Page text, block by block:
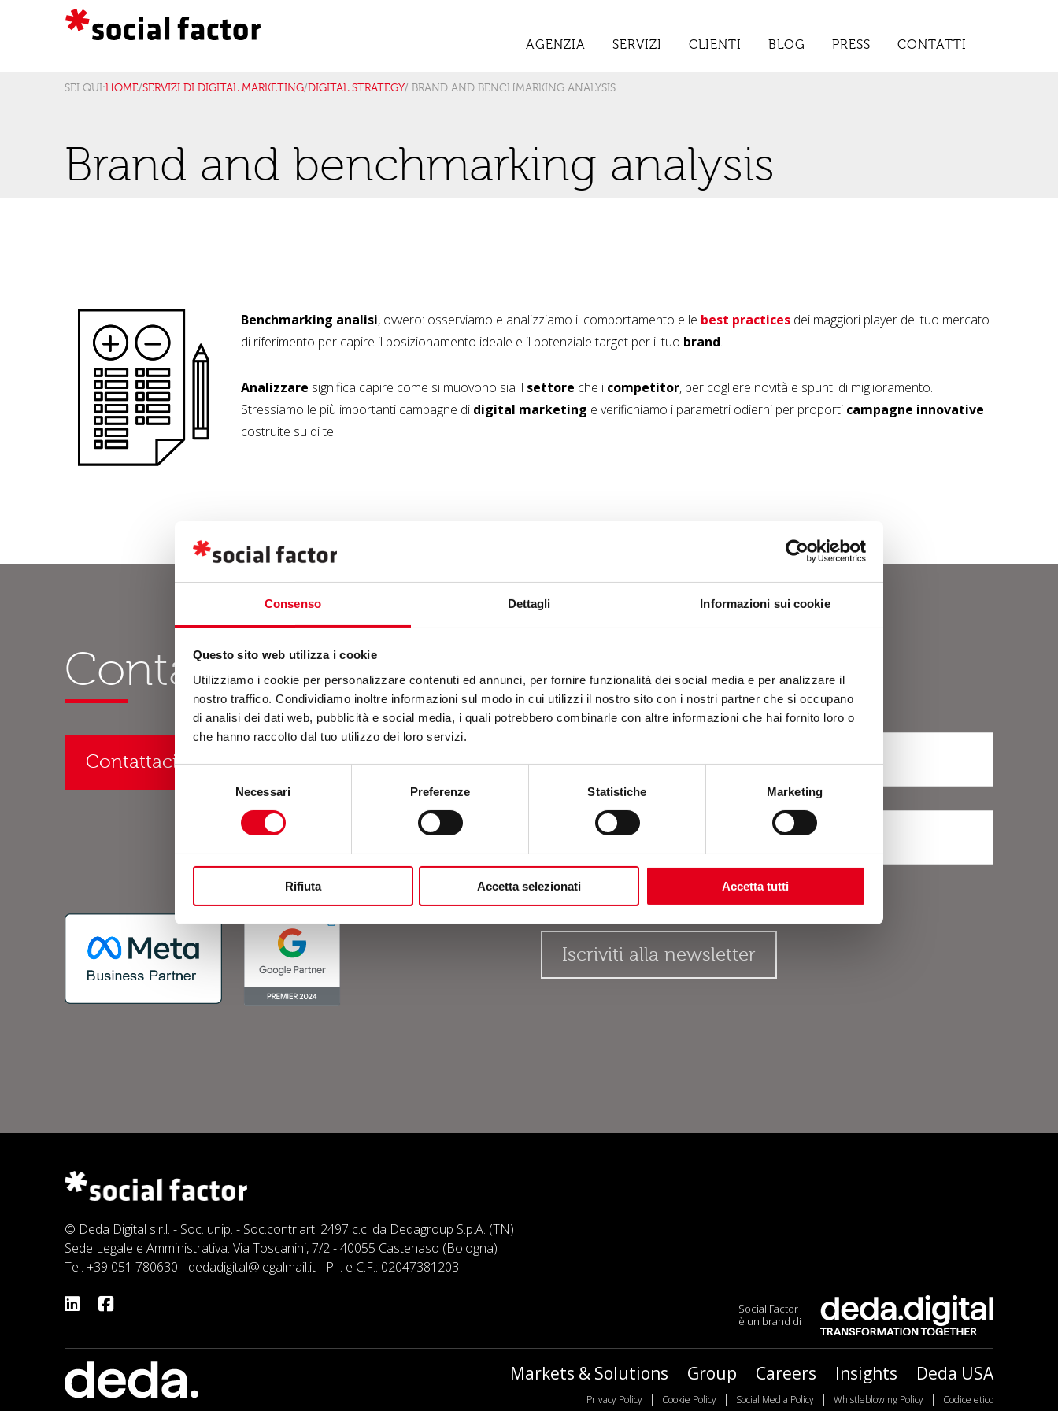
Consenso Dettagli Informazioni sui cookie
Questo sito web utilizza i cookie
Utilizziamo i cookie per personalizzare contenuti ed annunci, per fornire funzionalità dei social media e per analizzare il
nostro traffico. Condividiamo inoltre informazioni sul modo in cui utilizzi il nostro sito con i nostri partner che si occupano
di analisi dei dati web, pubblicità e social media, i quali potrebbero combinarle con altre informazioni che hai fornito loro o
che hanno raccolto dal tuo utilizzo dei loro servizi.
del
Necessari Preferenze Statistiche Marketing
Rifiuta Accetta selezionati Accetta tutti
AGENZIA SERVIZI CLIENTI BLOG PRESS CONTATTI
SEI QUI:HOME/SERVIZI DI DIGITAL MARKETING/DIGITAL STRATEGY/ BRAND AND BENCHMARKING ANALYSIS
Brand and benchmarking analysis
Benchmarking analisi, ovvero: osserviamo e analizziamo il comportamento e le best practices dei maggiori player del tuo mercato
di riferimento per capire il posizionamento ideale e il potenziale target per il tuo brand.
Analizzare significa capire come si muovono sia il settore che i competitor, per cogliere novità e spunti di miglioramento.
Stressiamo le più importanti campagne di digital marketing e verifichiamo i parametri odierni per proporti campagne innovative
costruite su di te.
Contatti
Contattaci o richiedi un preventivo
Newsletter
© Deda Digital s.r.l. - Soc. unip. - Soc.contr.art. 2497 c.c. da Dedagroup S.p.A. (TN)
Sede Legale e Amministrativa: Via Toscanini, 7/2 - 40055 Castenaso (Bologna)
Tel. +39 051 780630 - dedadigital@legalmail.it- P.I. e C.F.: 02047381203
Social Factor
è un brand di
Markets & Solutions Group Careers Insights Deda USA
Privacy Policy | Cookie Policy | Social Media Policy | Whistleblowing Policy | Codice etico